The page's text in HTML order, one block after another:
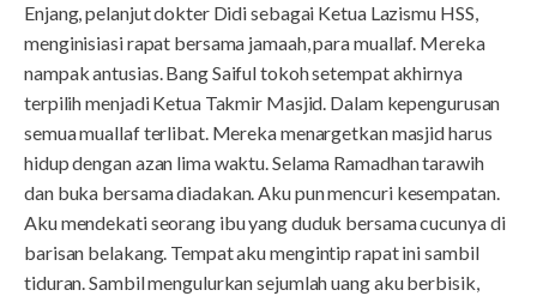
Enjang, pelanjut dokter Didi sebagai Ketua Lazismu HSS,
menginisiasi rapat bersama jamaah, para muallaf. Mereka
nampak antusias. Bang Saiful tokoh setempat akhirnya
terpilih menjadi Ketua Takmir Masjid. Dalam kepengurusan
semua muallaf terlibat. Mereka menargetkan masjid harus
hidup dengan azan lima waktu. Selama Ramadhan tarawih
dan buka bersama diadakan. Aku pun mencuri kesempatan.
Aku mendekati seorang ibu yang duduk bersama cucunya di
barisan belakang. Tempat aku mengintip rapat ini sambil
tiduran. Sambil mengulurkan sejumlah uang aku berbisik,